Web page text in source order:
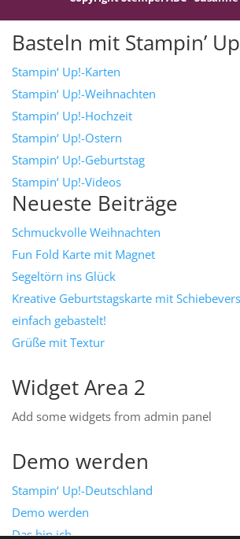
Basteln mit Stampin’
Stampin‘ Up!-Karten
Stampin‘ Up!-Weihnachten
Stampin‘ Up!-Hochzeit
Stampin‘ Up!-Ostern
Stampin‘ Up!-Geburtstag
Stampin‘ Up!-Videos
Neueste Beiträge
Schmuckvolle Weihnachten
Fun Fold Karte mit Magnet
Segeltörn ins Glück
Kreative Geburtstagskarte mit
einfach gebastelt!
Grüße mit Textur
Widget Area 2
Add some widgets from admin panel
Demo werden
Stampin‘ Up!-Deutschland
Demo werden
Das bin ich